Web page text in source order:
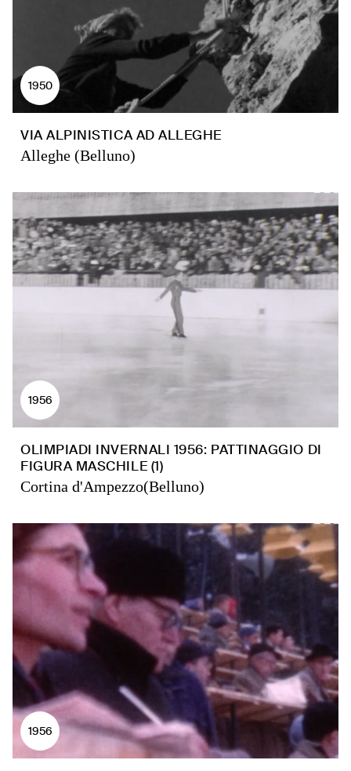
1950
VIA ALPINISTICA AD ALLEGHE
Alleghe (Belluno)
1956
OLIMPIADI INVERNALI 1956: PATTINAGGIO DI
FIGURA MASCHILE (1)
Cortina d'Ampezzo(Belluno)
1956